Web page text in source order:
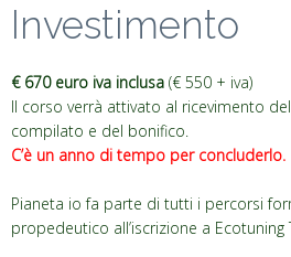
Investimento
€ 670 euro iva inclusa (€ 550 + iva)
Il corso verrà attivato al ricevimento
compilato e del bonifico.
C’è un anno di tempo per concluderlo.
Pianeta io fa parte di tutti i percorsi
propedeutico all’iscrizione a Ecotuning